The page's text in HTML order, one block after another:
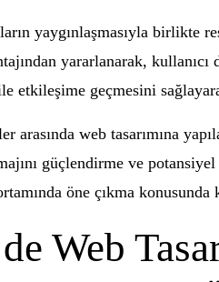
yaygınlaşmasıyla birlikte
yararlanarak,
etkileşime geçmesini
arasında web tasarımına
güçlendirme ve potansiyel
öne çıkma konusunda
Web